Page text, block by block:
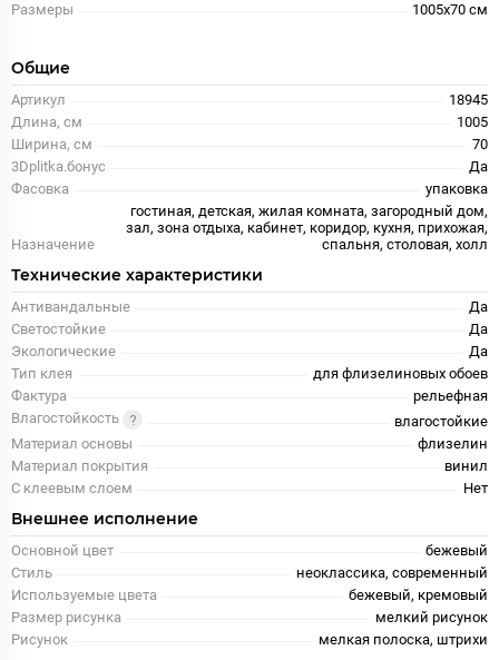
Размеры
1005x70 см
Общие
Артикул
18945
Длина, см
1005
Ширина, см
70
3Dplitka.бонус
Да
Фасовка
упаковка
Назначение
гостиная, детская, жилая комната, загородный дом,
зал, зона отдыха, кабинет, коридор, кухня, прихожая,
спальня, столовая, холл
Технические характеристики
Антивандальные
Да
Светостойкие
Да
Экологические
Да
Тип клея
для флизелиновых обоев
Фактура
рельефная
Влагостойкость
влагостойкие
Материал основы
флизелин
Материал покрытия
винил
С клеевым слоем
Нет
Внешнее исполнение
Основной цвет
бежевый
Стиль
неоклассика, современный
Используемые цвета
бежевый, кремовый
Размер рисунка
мелкий рисунок
Рисунок
мелкая полоска, штрихи